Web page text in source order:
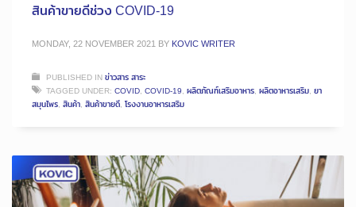
สินค้าขายดีช่วง COVID-19
MONDAY, 22 NOVEMBER 2021 BY KOVIC WRITER
PUBLISHED INข่าวสาร สาระ
TAGGED UNDER: COVID, COVID-19, ผลิตภัณฑ์เสริมอาหาร, ผลิตอาหารเสริม, ยา
สมุนไพร, สินค้า, สินค้าขายดี, โรงงานอาหารเสริม